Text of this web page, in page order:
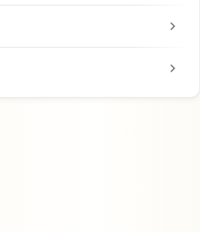
chevron_right
chevron_right